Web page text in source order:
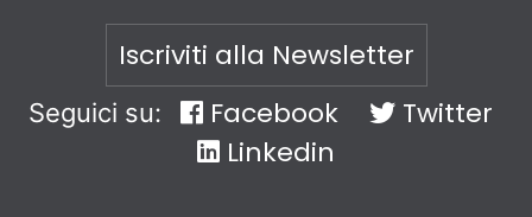
Iscriviti alla Newsletter
Seguici su: Facebook
Twitter
Linkedin